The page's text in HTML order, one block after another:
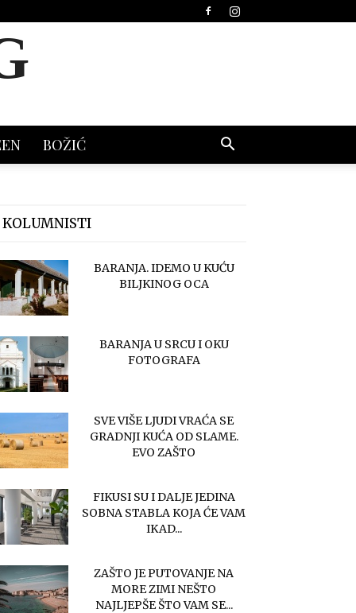
BOŽIĆ
KOLUMNISTI
BARANJA. IDEMO U KUĆU
BILJKINOG OCA
BARANJA U SRCU I OKU
FOTOGRAFA
SVE VIŠE LJUDI VRAĆA SE
GRADNJI KUĆA OD SLAME.
EVO ZAŠTO
FIKUSI SU I DALJE JEDINA
SOBNA STABLA KOJA ĆE VAM
IKAD...
ZAŠTO JE PUTOVANJE NA
MORE ZIMI NEŠTO
NAJLJEPŠE ŠTO VAM SE...